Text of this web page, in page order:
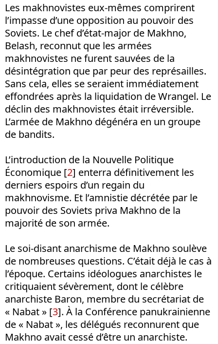
Les makhnovistes eux-mêmes comprirent
l’impasse d’une opposition au pouvoir des
Soviets. Le chef d’état-major de Makhno,
Belash, reconnut que les armées
makhnovistes ne furent sauvées de la
désintégration que par peur des représailles.
Sans cela, elles se seraient immédiatement
effondrées après la liquidation de Wrangel. Le
déclin des makhnovistes était irréversible.
L’armée de Makhno dégénéra en un groupe
de bandits.
L’introduction de la Nouvelle Politique
Économique [2] enterra définitivement les
derniers espoirs d’un regain du
makhnovisme. Et l’amnistie décrétée par le
pouvoir des Soviets priva Makhno de la
majorité de son armée.
Le soi-disant anarchisme de Makhno soulève
de nombreuses questions. C’était déjà le cas à
l’époque. Certains idéologues anarchistes le
critiquaient sévèrement, dont le célèbre
anarchiste Baron, membre du secrétariat de
« Nabat » [3]. À la Conférence panukrainienne
de « Nabat », les délégués reconnurent que
Makhno avait cessé d’être un anarchiste.